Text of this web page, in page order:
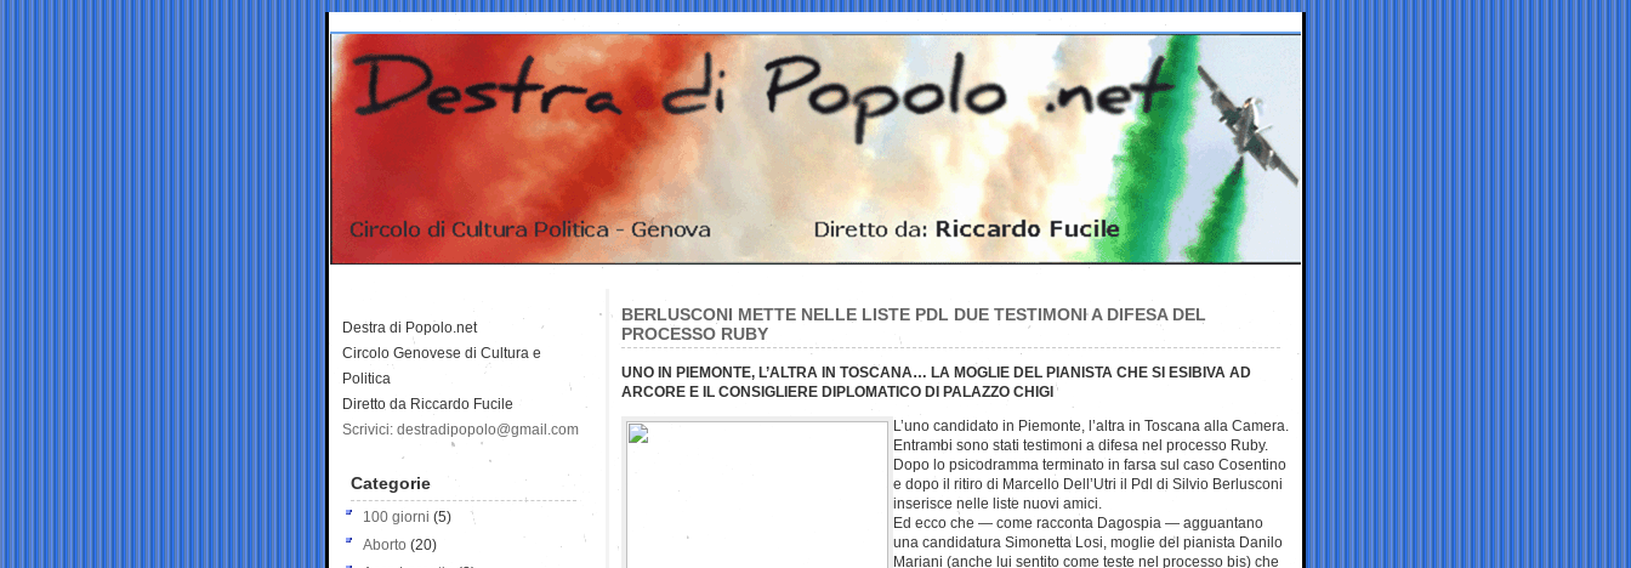
BERLUSCONI METTE NELLE LISTE PDL DUE TESTIMONI A DIFESA DEL
PROCESSO RUBY
UNO IN PIEMONTE, L’ALTRA IN TOSCANA… LA MOGLIE DEL PIANISTA CHE SI ESIBIVA AD
ARCORE E IL CONSIGLIERE DIPLOMATICO DI PALAZZO CHIGI
L’uno candidato in Piemonte, l’altra in Toscana alla Camera.
Entrambi sono stati testimoni a difesa nel processo Ruby.
Dopo lo psicodramma terminato in farsa sul caso Cosentino
e dopo il ritiro di Marcello Dell’Utri il Pdl di Silvio Berlusconi
inserisce nelle liste nuovi amici.
Ed ecco che — come racconta Dagospia — agguantano
una candidatura Simonetta Losi, moglie del pianista Danilo
Mariani (anche lui sentito come teste nel processo bis) che
Destra di Popolo.net
Circolo Genovese di Cultura e
Politica
Diretto da Riccardo Fucile
Scrivici: destradipopolo@gmail.com
Categorie
100 giorni (5)
Aborto (20)